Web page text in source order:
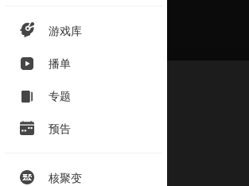
游戏库
播单
专题
预告
核聚变